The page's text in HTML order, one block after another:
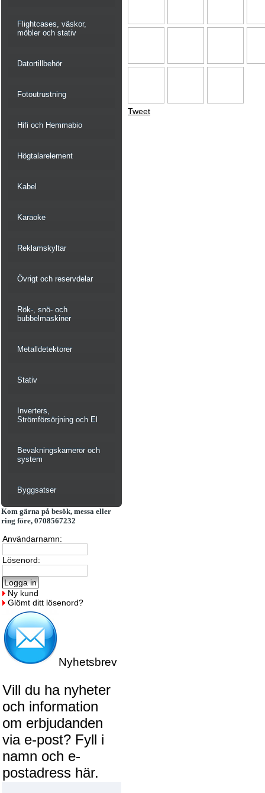
Flightcases, väskor,
möbler och stativ
Datortillbehör
Fotoutrustning
Hifi och Hemmabio
Högtalarelement
Kabel
Karaoke
Reklamskyltar
Övrigt och reservdelar
Rök-, snö- och
bubbelmaskiner
Metalldetektorer
Stativ
Inverters,
Strömförsörjning och El
Bevakningskameror och
system
Byggsatser
Kom gärna på besök, messa eller
ring före, 0708567232
Användarnamn:
Lösenord:
Ny kund
Glömt ditt lösenord?
Nyhetsbrev
Vill du ha nyheter
och information
om erbjudanden
via e-post? Fyll i
namn och e-
postadress här.
Tweet